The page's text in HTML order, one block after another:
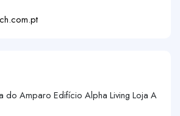
do Amparo Edifício Alpha Living Loja A